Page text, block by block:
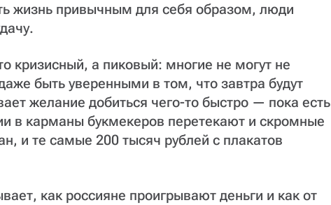
жизнь привычным для себя образом, люди
кризисный, а пиковый: многие не могут не
быть уверенными в том, что завтра будут
желание добиться чего-то быстро — пока есть
в карманы букмекеров перетекают и скромные
и те самые 200 тысяч рублей с плакатов
как россияне проигрывают деньги и как от